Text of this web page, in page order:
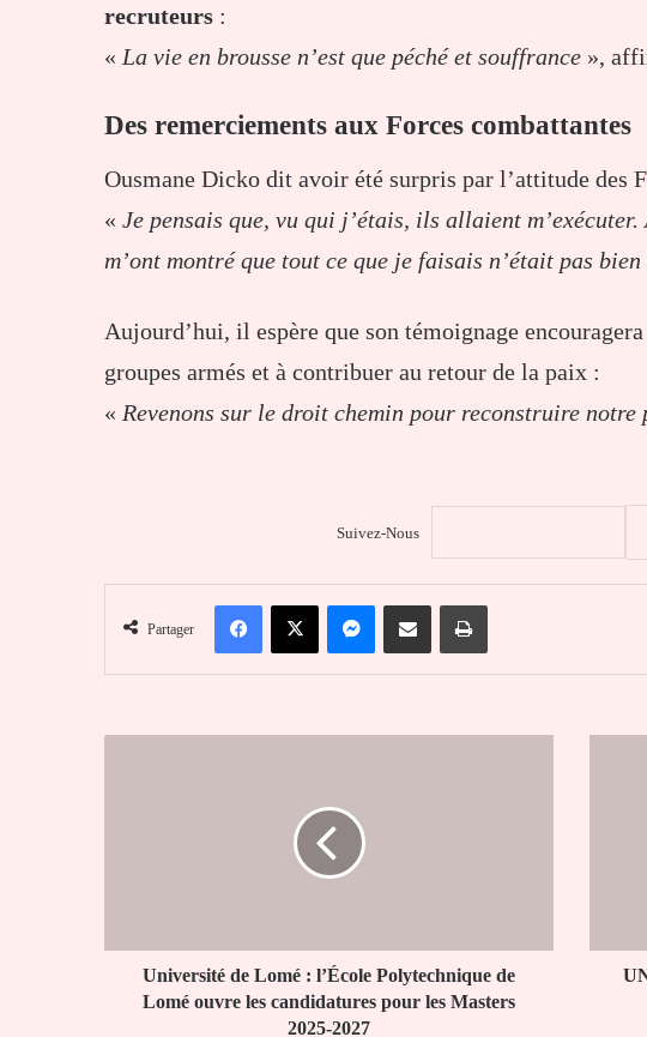
recruteurs :
« La vie en brousse n’est que péché et souffrance »,
Des remerciements aux Forces combattantes
Ousmane Dicko dit avoir été surpris par l’attitude des
« Je pensais que, vu qui j’étais, ils allaient
m’ont montré que tout ce que je faisais n’était pas bien
Aujourd’hui, il espère que son témoignage
groupes armés et à contribuer au retour de la paix :
« Revenons sur le droit chemin pour reconstruire notre
Suivez-Nous
Partager
FacebookX MessengerPartager par email Imprimer
ouvre
candidatures
Université de Lomé : l’École Polytechnique de
Lomé ouvre les candidatures pour les Masters
2025-2027
fois